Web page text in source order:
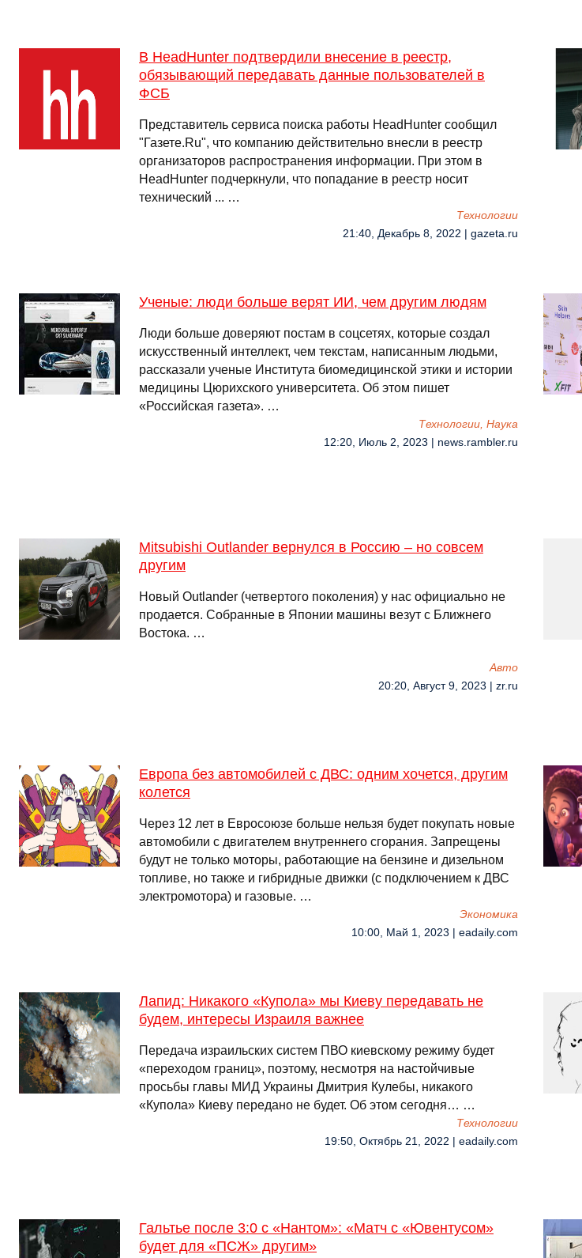
В HeadHunter подтвердили внесение в реестр,
обязывающий передавать данные пользователей в
ФСБ
Представитель сервиса поиска работы HeadHunter сообщил
"Газете.Ru", что компанию действительно внесли в реестр
организаторов распространения информации. При этом в
HeadHunter подчеркнули, что попадание в реестр носит
технический ... …
Технологии
21:40, Декабрь 8, 2022 | gazeta.ru
Ученые: люди больше верят ИИ, чем другим людям
Люди больше доверяют постам в соцсетях, которые создал
искусственный интеллект, чем текстам, написанным людьми,
рассказали ученые Института биомедицинской этики и истории
медицины Цюрихского университета. Об этом пишет
«Российская газета». …
Технологии, Наука
12:20, Июль 2, 2023 | news.rambler.ru
Mitsubishi Оutlander вернулся в Россию – но совсем
другим
Новый Outlander (четвертого поколения) у нас официально не
продается. Собранные в Японии машины везут с Ближнего
Востока. …
Авто
20:20, Август 9, 2023 | zr.ru
Европа без автомобилей с ДВС: одним хочется, другим
колется
Через 12 лет в Евросоюзе больше нельзя будет покупать новые
автомобили с двигателем внутреннего сгорания. Запрещены
будут не только моторы, работающие на бензине и дизельном
топливе, но также и гибридные движки (с подключением к ДВС
электромотора) и газовые. …
Экономика
10:00, Май 1, 2023 | eadaily.com
Лапид: Никакого «Купола» мы Киеву передавать не
будем, интересы Израиля важнее
Передача израильских систем ПВО киевскому режиму будет
«переходом границ», поэтому, несмотря на настойчивые
просьбы главы МИД Украины Дмитрия Кулебы, никакого
«Купола» Киеву передано не будет. Об этом сегодня… …
Технологии
19:50, Октябрь 21, 2022 | eadaily.com
Гальтье после 3:0 с «Нантом»: «Матч с «Ювентусом»
будет для «ПСЖ» другим»